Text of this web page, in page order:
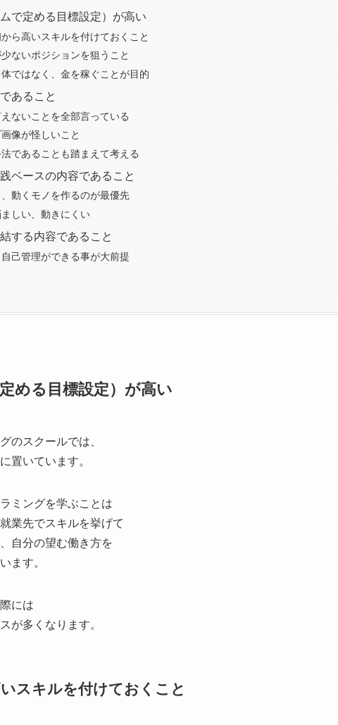
で定める目標設定）が高い
ら高いスキルを付けておくこと
ないポジションを狙うこと
ではなく、金を稼ぐことが目的
あること
ないことを全部言っている
像が怪しいこと
であることも踏まえて考える
ベースの内容であること
動くモノを作るのが最優先
しい、動きにくい
する内容であること
己管理ができる事が大前提
める目標設定）が高い
のスクールでは、
置いています。
ミングを学ぶことは
業先でスキルを挙げて
自分の望む働き方を
ます。
には
が多くなります。
スキルを付けておくこと